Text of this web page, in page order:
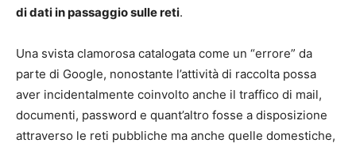
di dati in passaggio sulle reti.
Una svista clamorosa catalogata come un “errore” da
parte di Google, nonostante l’attività di raccolta possa
aver incidentalmente coinvolto anche il traffico di mail,
documenti, password e quant’altro fosse a disposizione
attraverso le reti pubbliche ma anche quelle domestiche,